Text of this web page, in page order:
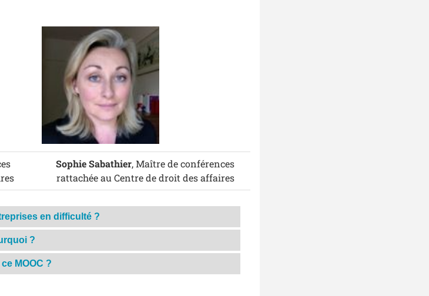
Sophie Sabathier, Maître de conférences
rattachée au Centre de droit des affaires
en difficulté ?
?
MOOC ?